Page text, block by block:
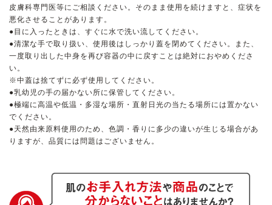
皮膚科専門医等にご相談ください。そのまま使用を続けますと、症状を
悪化させることがあります。
●目に入ったときは、すぐに水で洗い流してください。
●清潔な手で取り扱い、使用後はしっかり蓋を閉めてください。また、
一度取り出した中身を再び容器の中に戻すことは絶対におやめくださ
い。
※中蓋は捨てずに必ず使用してください。
●乳幼児の手の届かない所に保管してください。
●極端に高温や低温・多湿な場所・直射日光の当たる場所には置かない
でください。
●天然由来原料使用のため、色調・香りに多少の違いが生じる場合があ
りますが、品質には問題はございません。